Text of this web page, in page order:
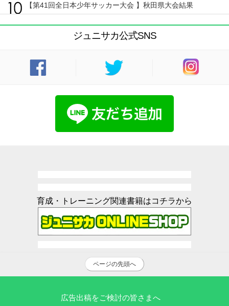
【第41回全日本少年サッカー大会 】秋田県大会結果
ジュニサカ公式SNS
育成・トレーニング関連書籍はコチラから
ページの先頭へ
広告出稿をご検討の皆さまへ